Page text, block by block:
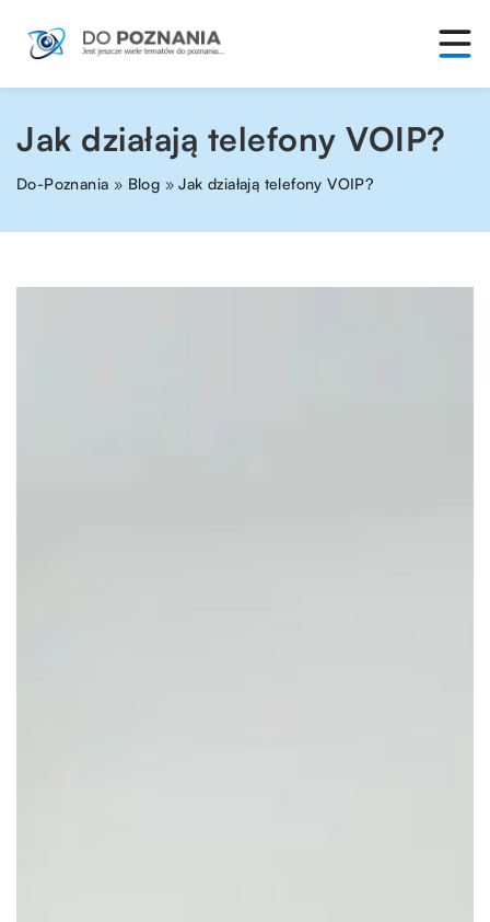
Jak działają telefony VOIP?
Do-Poznania » Blog »Jak działają telefony VOIP?